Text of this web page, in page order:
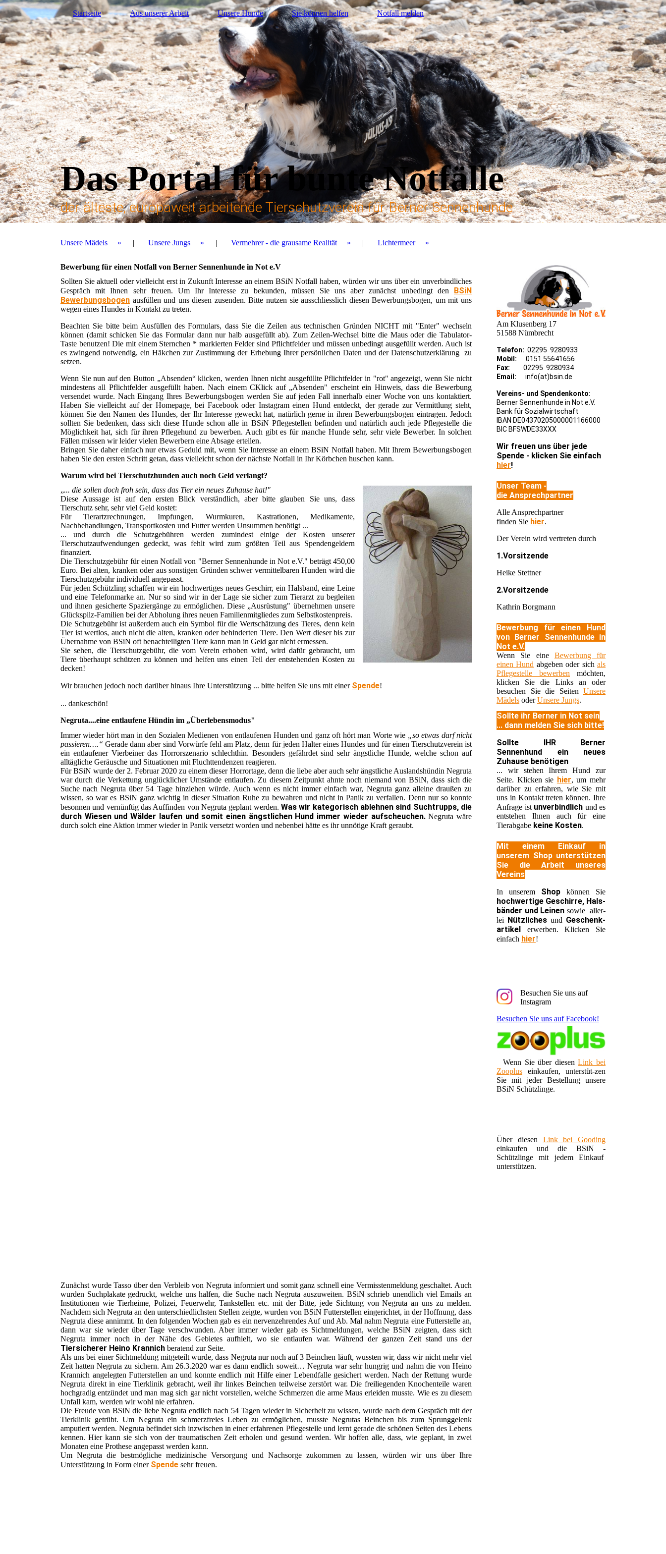
Startseite Aus unserer Arbeit Unsere Hunde Sie können helfen Notfall melden
Das Portal für bunte Notfälle
der älteste, europaweit arbeitende Tierschutzverein für Berner Sennenhunde
Unsere Mädels Unsere Jungs Vermehrer - die grausame Realität Lichtermeer
Bewerbung für einen Notfall von Berner Sennenhunde in Not e.V
Sollten Sie aktuell oder vielleicht erst in Zukunft Interesse an einem BSiN Notfall haben, würden wir uns über ein unverbindliches
Gespräch mit Ihnen sehr freuen. Um Ihr Interesse zu bekunden, müssen Sie uns aber zunächst unbedingt den
BSiN
Bewerbungsbogen ausfüllen und uns diesen zusenden. Bitte nutzen sie ausschliesslich diesen Bewerbungsbogen, um mit uns
wegen eines Hundes in Kontakt zu treten.
Beachten Sie bitte beim Ausfüllen des Formulars, dass Sie die Zeilen aus technischen Gründen NICHT mit "Enter" wechseln
können (damit schicken Sie das Formular dann nur halb ausgefüllt ab). Zum Zeilen-Wechsel bitte die Maus oder die Tabulator-
Taste benutzen! Die mit einem Sternchen * markierten Felder sind Pflichtfelder und müssen unbedingt ausgefüllt werden. Auch ist
es zwingend notwendig, ein Häkchen zur Zustimmung der Erhebung Ihrer persönlichen Daten und der Datenschutzerklärung zu
setzen.
Wenn Sie nun auf den Button „Absenden“ klicken, werden Ihnen nicht ausgefüllte Pflichtfelder in "rot" angezeigt, wenn Sie nicht
mindestens all Pflichtfelder ausgefüllt haben. Nach einem CKlick auf „Absenden" erscheint ein Hinweis, dass die Bewerbung
versendet wurde. Nach Eingang Ihres Bewerbungsbogen werden Sie auf jeden Fall innerhalb einer Woche von uns kontaktiert.
Haben Sie vielleicht auf der Homepage, bei Facebook oder Instagram einen Hund entdeckt, der gerade zur Vermittlung steht,
können Sie den Namen des Hundes, der Ihr Interesse geweckt hat, natürlich gerne in ihren Bewerbungsbogen eintragen. Jedoch
sollten Sie bedenken, dass sich diese Hunde schon alle in BSiN Pflegestellen befinden und natürlich auch jede Pflegestelle die
Möglichkeit hat, sich für ihren Pflegehund zu bewerben. Auch gibt es für manche Hunde sehr, sehr viele Bewerber. In solchen
Fällen müssen wir leider vielen Bewerbern eine Absage erteilen.
Bringen Sie daher einfach nur etwas Geduld mit, wenn Sie Interesse an einem BSiN Notfall haben. Mit Ihrem Bewerbungsbogen
haben Sie den ersten Schritt getan, dass vielleicht schon der nächste Notfall in Ihr Körbchen huschen kann.
Warum wird bei Tierschutzhunden auch noch Geld verlangt?
„... die sollen doch froh sein, dass das Tier ein neues Zuhause hat!"
Diese Aussage ist auf den ersten Blick verständlich, aber bitte glauben Sie uns, dass
Tierschutz sehr, sehr viel Geld kostet:
Für Tierartzrechnungen, Impfungen, Wurmkuren, Kastrationen, Medikamente,
Nachbehandlungen, Transportkosten und Futter werden Unsummen benötigt ...
... und durch die Schutzgebühren werden zumindest einige der Kosten unserer
Tierschutzaufwendungen gedeckt, was fehlt wird zum größten Teil aus Spendengeldern
finanziert.
Die Tierschutzgebühr für einen Notfall von "Berner Sennenhunde in Not e.V." beträgt 450,00
Euro. Bei alten, kranken oder aus sonstigen Gründen schwer vermittelbaren Hunden wird die
Tierschutzgebühr individuell angepasst.
Für jeden Schützling schaffen wir ein hochwertiges neues Geschirr, ein Halsband, eine Leine
und eine Telefonmarke an. Nur so sind wir in der Lage sie sicher zum Tierarzt zu begleiten
und ihnen gesicherte Spaziergänge zu ermöglichen. Diese „Ausrüstung" übernehmen unsere
Glückspilz-Familien bei der Abholung ihres neuen Familienmitgliedes zum Selbstkostenpreis.
Die Schutzgebühr ist außerdem auch ein Symbol für die Wertschätzung des Tieres, denn kein
Tier ist wertlos, auch nicht die alten, kranken oder behinderten Tiere. Den Wert dieser bis zur
Übernahme von BSiN oft benachteiligten Tiere kann man in Geld gar nicht ermessen.
Sie sehen, die Tierschutzgebühr, die vom Verein erhoben wird, wird dafür gebraucht, um
Tiere überhaupt schützen zu können und helfen uns einen Teil der entstehenden Kosten zu
decken!
Wir brauchen jedoch noch darüber hinaus Ihre Unterstützung ... bitte helfen Sie uns mit einer Spende!
... dankeschön!
Negruta....eine entlaufene Hündin im „Überlebensmodus"
Immer wieder hört man in den Sozialen Medienen von entlaufenen Hunden und ganz oft hört man Worte wie
„so etwas darf nicht
passieren….“ Gerade dann aber sind Vorwürfe fehl am Platz, denn für jeden Halter eines Hundes und für einen Tierschutzverein ist
ein entlaufener Vierbeiner das Horrorszenario schlechthin. Besonders gefährdet sind sehr ängstliche Hunde, welche schon auf
alltägliche Geräusche und Situationen mit Fluchttendenzen reagieren.
Für BSiN wurde der 2. Februar 2020 zu einem dieser Horrortage, denn die liebe aber auch sehr ängstliche Auslandshündin Negruta
war durch die Verkettung unglücklicher Umstände entlaufen. Zu diesem Zeitpunkt ahnte noch niemand von BSiN, dass sich die
Suche nach Negruta über 54 Tage hinziehen würde. Auch wenn es nicht immer einfach war, Negruta ganz alleine draußen zu
wissen, so war es BSiN ganz wichtig in dieser Situation Ruhe zu bewahren und nicht in Panik zu verfallen. Denn nur so konnte
besonnen und vernünftig das Auffinden von Negruta geplant werden. Was wir kategorisch ablehnen sind Suchtrupps, die
durch Wiesen und Wälder laufen und somit einen ängstlichen Hund immer wieder aufscheuchen.Negruta wäre
durch solch eine Aktion immer wieder in Panik versetzt worden und nebenbei hätte es ihr unnötige Kraft geraubt.
Zunächst wurde Tasso über den Verbleib von Negruta informiert und somit ganz schnell eine Vermisstenmeldung geschaltet. Auch
wurden Suchplakate gedruckt, welche uns halfen, die Suche nach Negruta auszuweiten. BSiN schrieb unendlich viel Emails an
Institutionen wie Tierheime, Polizei, Feuerwehr, Tankstellen etc. mit der Bitte, jede Sichtung von Negruta an uns zu melden.
Nachdem sich Negruta an den unterschiedlichsten Stellen zeigte, wurden von BSiN Futterstellen eingerichtet, in der Hoffnung, dass
Negruta diese annimmt. In den folgenden Wochen gab es ein nervenzehrendes Auf und Ab. Mal nahm Negruta eine Futterstelle an,
dann war sie wieder über Tage verschwunden. Aber immer wieder gab es Sichtmeldungen, welche BSiN zeigten, dass sich
Negruta immer noch in der Nähe des Gebietes aufhielt, wo sie entlaufen war. Während der ganzen Zeit stand uns der
Tiersicherer Heino Krannich beratend zur Seite.
Als uns bei einer Sichtmeldung mitgeteilt wurde, dass Negruta nur noch auf 3 Beinchen läuft, wussten wir, dass wir nicht mehr viel
Zeit hatten Negruta zu sichern. Am 26.3.2020 war es dann endlich soweit… Negruta war sehr hungrig und nahm die von Heino
Krannich angelegten Futterstellen an und konnte endlich mit Hilfe einer Lebendfalle gesichert werden. Nach der Rettung wurde
Negruta direkt in eine Tierklinik gebracht, weil ihr linkes Beinchen teilweise zerstört war. Die freiliegenden Knochenteile waren
hochgradig entzündet und man mag sich gar nicht vorstellen, welche Schmerzen die arme Maus erleiden musste. Wie es zu diesem
Unfall kam, werden wir wohl nie erfahren.
Die Freude von BSiN die liebe Negruta endlich nach 54 Tagen wieder in Sicherheit zu wissen, wurde nach dem Gespräch mit der
Tierklinik getrübt. Um Negruta ein schmerzfreies Leben zu ermöglichen, musste Negrutas Beinchen bis zum Sprunggelenk
amputiert werden. Negruta befindet sich inzwischen in einer erfahrenen Pflegestelle und lernt gerade die schönen Seiten des Lebens
kennen. Hier kann sie sich von der traumatischen Zeit erholen und gesund werden. Wir hoffen alle, dass, wie geplant, in zwei
Monaten eine Prothese angepasst werden kann.
Um Negruta die bestmögliche medizinische Versorgung und Nachsorge zukommen zu lassen, würden wir uns über Ihre
Unterstützung in Form einer Spende sehr freuen.
Am Klusenberg 17
51588 Nümbrecht
Telefon: 02295 9280933
Mobil: 0151 55641656
Fax:
02295 9280934
Email: info(at)bsin.de
Vereins- und Spendenkonto:
Berner Sennenhunde in Not e.V.
Bank für Sozialwirtschaft
IBAN DE04370205000001166000
BIC BFSWDE33XXX
Wir freuen uns über jede
Spende - klicken Sie einfach
hier!
Unser Team -
die Ansprechpartner
Alle Ansprechpartner
finden Sie hier.
Der Verein wird vertreten durch
1.Vorsitzende
Heike Stettner
2.Vorsitzende
Kathrin Borgmann
Bewerbung für einen Hund
von Berner Sennenhunde in
Not e.V.
Wenn Sie eine Bewerbung für
einen Hund abgeben oder sichals
Pflegestelle bewerben möchten,
klicken Sie die Links an oder
besuchen Sie die Seiten Unsere
Mädels oderUnsere Jungs.
Sollte ihr Berner in Not sein
... dann melden Sie sich bitte!
Sollte IHR Berner
Sennenhund ein neues
Zuhause benötigen
... wir stehen Ihrem Hund zur
Seite. Klicken sie hier, um mehr
darüber zu erfahren, wie Sie mit
uns in Kontakt treten können. Ihre
Anfrage ist unverbindlich und es
entstehen Ihnen auch für eine
Tierabgabe keine Kosten.
Mit einem Einkauf in
unserem Shop unterstützen
Sie die Arbeit unseres
Vereins
In unserem Shop können Sie
hochwertige Geschirre, Hals-
bänder und Leinen sowie aller-
lei Nützliches und Geschenk-
artikel erwerben. Klicken Sie
einfach hier!
Besuchen Sie uns auf
Instagram
Besuchen Sie uns auf Facebook!
Wenn Sie über diesenLink bei
Zooplus einkaufen, unterstüt-zen
Sie mit jeder Bestellung unsere
BSiN Schützlinge.
Über diesen Link bei Gooding
einkaufen und die BSiN -
Schützlinge mit jedem Einkauf
unterstützen.